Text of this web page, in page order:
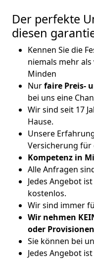
Der perfekte
diesen
Kennen Sie die
niemals mehr
Minden
Nurfaire Preis-
bei uns eine
Wir sind seit 17
Hause.
Unsere
Versicherung für
Kompetenz in
Alle Anfragen
Jedes Angebot
kostenlos.
Wir sind immer
Wir nehmen
oder Provisionen
Sie können bei
Jedes Angebot